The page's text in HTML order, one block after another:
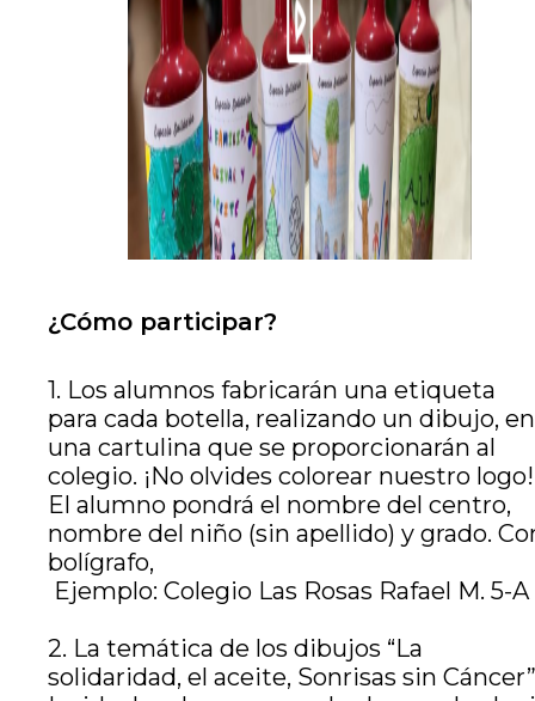
¿Cómo participar?
1. Los alumnos fabricarán una etiqueta
para cada botella, realizando un dibujo, en
una cartulina que se proporcionarán al
colegio. ¡No olvides colorear nuestro logo!
El alumno pondrá el nombre del centro,
nombre del niño (sin apellido) y grado.
bolígrafo,
Ejemplo: Colegio Las Rosas Rafael M. 5-A
2. La temática de los dibujos “La
solidaridad, el aceite, Sonrisas sin Cáncer”